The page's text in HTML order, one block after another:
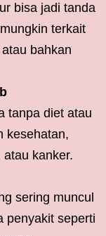
bisa jadi tanda
terkait
bahkan
tanpa diet atau
kesehatan,
kanker.
sering muncul
penyakit seperti